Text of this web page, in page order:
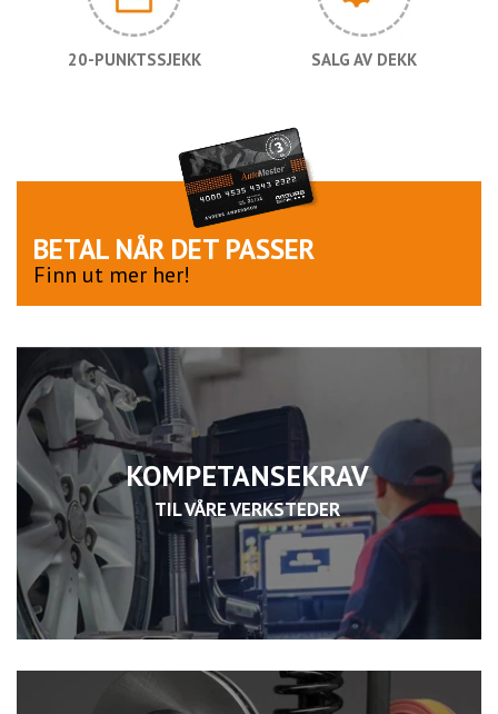
20-PUNKTSSJEKK SALG AV DEKK
BETAL NÅR DET PASSER
Finn ut mer her!
KOMPETANSEKRAV
TIL VÅRE VERKSTEDER